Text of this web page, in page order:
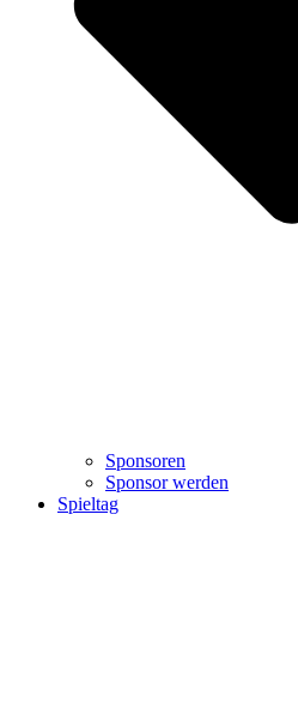
Sponsoren
Sponsor werden
Spieltag